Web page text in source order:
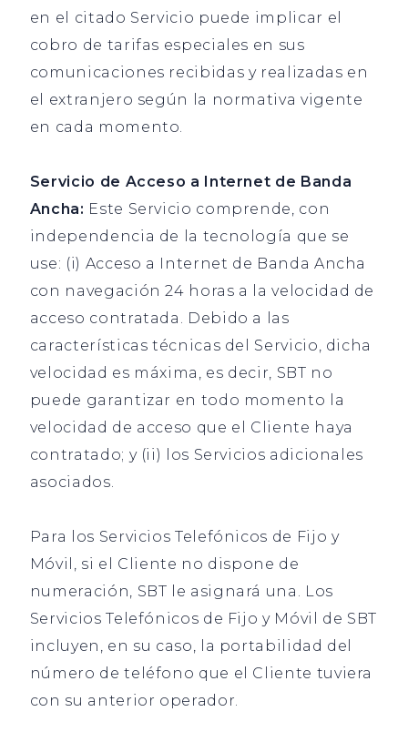
en el citado Servicio puede implicar el
cobro de tarifas especiales en sus
comunicaciones recibidas y realizadas en
el extranjero según la normativa vigente
en cada momento.
Servicio de Acceso a Internet de Banda
Ancha: Este Servicio comprende, con
independencia de la tecnología que se
use: (i) Acceso a Internet de Banda Ancha
con navegación 24 horas a la velocidad de
acceso contratada. Debido a las
características técnicas del Servicio, dicha
velocidad es máxima, es decir, SBT no
puede garantizar en todo momento la
velocidad de acceso que el Cliente haya
contratado; y (ii) los Servicios adicionales
asociados.
Para los Servicios Telefónicos de Fijo y
Móvil, si el Cliente no dispone de
numeración, SBT le asignará una. Los
Servicios Telefónicos de Fijo y Móvil de SBT
incluyen, en su caso, la portabilidad del
número de teléfono que el Cliente tuviera
con su anterior operador.